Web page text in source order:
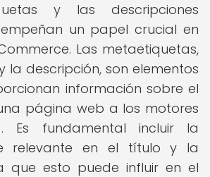
y las descripciones
un papel crucial en
Las metaetiquetas,
la descripción, son elementos
información sobre el
página web a los motores
Es fundamental incluir la
relevante en el título y la
que esto puede influir en el